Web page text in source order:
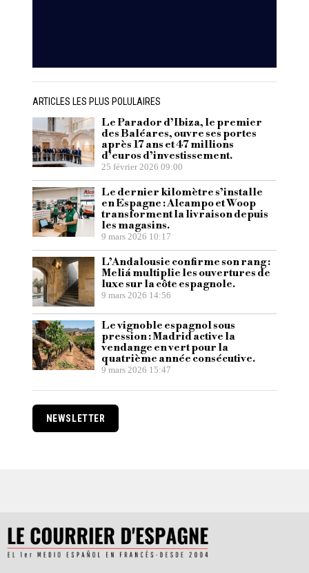
ARTICLES LES PLUS POLULAIRES
Le Parador d’Ibiza, le premier
des Baléares, ouvre ses portes
après 17 ans et 47 millions
d’euros d’investissement.
25 février 2026 09:00
Le dernier kilomètre s’installe
en Espagne : Alcampo et Woop
transforment la livraison depuis
les magasins.
9 mars 2026 10:17
L’Andalousie confirme son rang :
Meliá multiplie les ouvertures de
luxe sur la côte espagnole.
9 mars 2026 14:56
Le vignoble espagnol sous
pression : Madrid active la
vendange en vert pour la
quatrième année consécutive.
9 mars 2026 15:47
NEWSLETTER